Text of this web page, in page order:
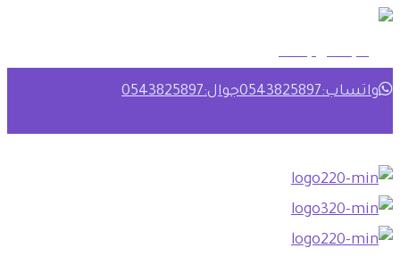
رقم دهان بمكة
واتساب:0543825897 جوال:0543825897